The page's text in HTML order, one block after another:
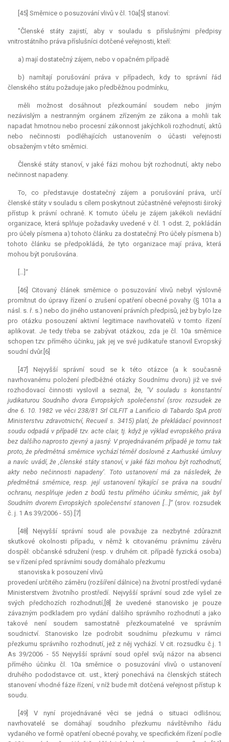
[45] Směrnice o posuzování vlivů v čl. 10a[5] stanoví:
"Členské státy zajistí, aby v souladu s příslušnými předpisy
vnitrostátního práva příslušníci dotčené veřejnosti, kteří:
a) mají dostatečný zájem, nebo v opačném případě
b) namítají porušování práva v případech, kdy to správní řád
členského státu požaduje jako předběžnou podmínku,
měli možnost dosáhnout přezkoumání soudem nebo jiným
nezávislým a nestranným orgánem zřízeným ze zákona a mohli tak
napadat hmotnou nebo procesní zákonnost jakýchkoli rozhodnutí, aktů
nebo nečinnosti podléhajících ustanovením o účasti veřejnosti
obsaženým v této směrnici.
Členské státy stanoví, v jaké fázi mohou být rozhodnutí, akty nebo
nečinnost napadeny.
To, co představuje dostatečný zájem a porušování práva, určí
členské státy v souladu s cílem poskytnout zúčastněné veřejnosti široký
přístup k právní ochraně. K tomuto účelu je zájem jakékoli nevládní
organizace, která splňuje požadavky uvedené v čl. 1 odst. 2, pokládán
pro účely písmena a) tohoto článku za dostatečný. Pro účely písmena b)
tohoto článku se předpokládá, že tyto organizace mají práva, která
mohou být porušována.
[…]“
[46] Citovaný článek směrnice o posuzování vlivů nebyl výslovně
promítnut do úpravy řízení o zrušení opatření obecné povahy (§ 101a a
násl. s. ř. s.) nebo do jiného ustanovení právních předpisů, jež by bylo lze
pro otázku posouzení aktivní legitimace navrhovatelů v tomto řízení
aplikovat. Je tedy třeba se zabývat otázkou, zda je čl. 10a směrnice
schopen tzv. přímého účinku, jak jej ve své judikatuře stanovil Evropský
soudní dvůr.[6]
[47] Nejvyšší správní soud se k této otázce (a k současně
navrhovanému položení předběžné otázky Soudnímu dvoru) již ve své
rozhodovací činnosti vyslovil a seznal, že, "V souladu s konstantní
judikaturou Soudního dvora Evropských společenství (srov. rozsudek ze
dne 6. 10. 1982 ve věci 238/81 Srl CILFIT a Lanificio di Tabardo SpA proti
Ministerstvu zdravotnictví, Recueil s. 3415) platí, že překládací povinnost
soudu odpadá v případě tzv. acte clair, tj. když je výklad evropského práva
bez dalšího naprosto zjevný a jasný. V projednávaném případě je tomu tak
proto, že předmětná směrnice vychází téměř doslovně z Aarhuské úmluvy
a navíc uvádí, že ‚členské státy stanoví, v jaké fázi mohou být rozhodnutí,
akty nebo nečinnosti napadeny‘. Toto ustanovení má za následek, že
předmětná směrnice, resp. její ustanovení týkající se práva na soudní
ochranu, nesplňuje jeden z bodů testu přímého účinku směrnic, jak byl
Soudním dvorem Evropských společenství stanoven […]“(srov. rozsudek
č. j. 1 As 39/2006 - 55).[7]
[48] Nejvyšší správní soud ale považuje za nezbytné zdůraznit
skutkové okolnosti případu, v němž k citovanému právnímu závěru
dospěl: občanské sdružení (resp. v druhém cit. případě fyzická osoba)
se v řízení před správními soudy domáhalo přezkumu
stanoviska k posouzení vlivů
provedení určitého záměru (rozšíření dálnice) na životní prostředí vydané
Ministerstvem životního prostředí. Nejvyšší správní soud zde vyšel ze
svých předchozích rozhodnutí,[8] že uvedené stanovisko je pouze
závazným podkladem pro vydání dalšího správního rozhodnutí a jako
takové není soudem samostatně přezkoumatelné ve správním
soudnictví. Stanovisko lze podrobit soudnímu přezkumu v rámci
přezkumu správního rozhodnutí, jež z něj vychází. V cit. rozsudku č.j. 1
As 39/2006 - 55 Nejvyšší správní soud opřel svůj názor na absenci
přímého účinku čl. 10a směrnice o posuzování vlivů o ustanovení
druhého pododstavce cit. ust., který ponechává na členských státech
stanovení vhodné fáze řízení, v níž bude mít dotčená veřejnost přístup k
soudu.
[49] V nyní projednávané věci se jedná o situaci odlišnou;
navrhovatelé se domáhají soudního přezkumu návštěvního řádu
vydaného ve formě opatření obecné povahy, ve specifickém řízení podle